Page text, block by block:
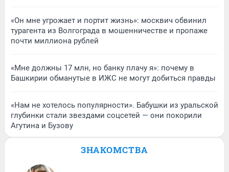
«Он мне угрожает и портит жизнь»: москвич обвинил
турагента из Волгограда в мошенничестве и пропаже
почти миллиона рублей
«Мне должны 17 млн, но банку плачу я»: почему в
Башкирии обманутые в ИЖС не могут добиться правды
«Нам не хотелось популярности». Бабушки из уральской
глубинки стали звездами соцсетей — они покорили
Агутина и Бузову
ЗНАКОМСТВА